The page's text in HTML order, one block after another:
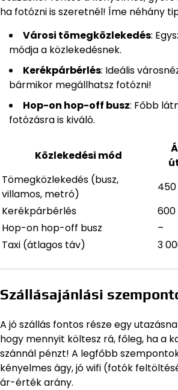
ha fotózni is szeretnél! Íme néhány
Városi tömegközlekedés:
módja a közlekedésnek.
Kerékpárbérlés: Ideális
bármikor megállhatsz fotózni!
Hop-on hop-off busz: Főbb
fotózásra is kiváló.
Közlekedési mód
Tömegközlekedés (busz,
villamos, metró)
450
Kerékpárbérlés
Hop-on hop-off busz
–
Taxi (átlagos táv)
3
Szállásajánlási
A jó szállás fontos része egy
hogy mennyit költesz rá, főleg, ha a
szánnál pénzt! A legfőbb
kényelmes ágy, jó wifi (fotók
ár-érték arány.